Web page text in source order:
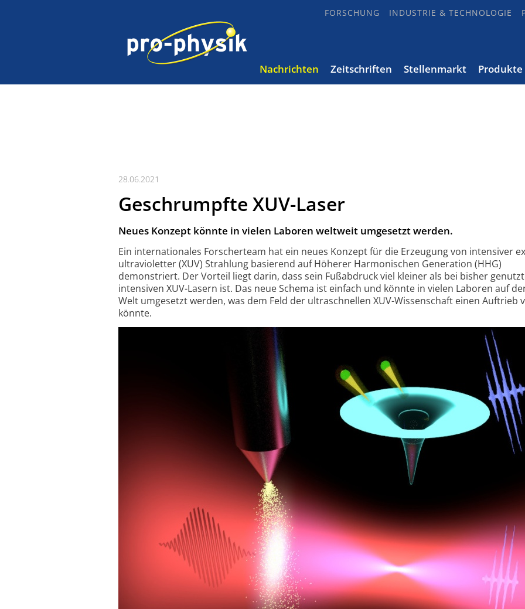
FORSCHUNG INDUSTRIE & TECHNOLOGIE
Nachrichten Zeitschriften Stellenmarkt Produkte
28.06.2021
Geschrumpfte XUV-Laser
Neues Konzept könnte in vielen Laboren weltweit umgesetzt werden.
Ein inter­nationales Forscherteam hat ein neues Konzept für die Erzeugung von intensiver
ultra­violetter (XUV) Strahlung basierend auf Höherer Harmo­nischen Generation (HHG)
demonstriert. Der Vorteil liegt darin, dass sein Fuß­abdruck viel kleiner als bei bisher
intensiven XUV-Lasern ist. Das neue Schema ist einfach und könnte in vielen Laboren auf
Welt umgesetzt werden, was dem Feld der ultra­schnellen XUV-Wissenschaft einen Auftrieb
könnte.